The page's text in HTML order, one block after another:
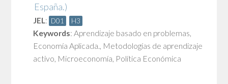
España.)
JEL: D01 H3
Keywords: Aprendizaje basado en problemas,
Economía Aplicada., Metodologías de aprendizaje
activo, Microeconomía, Política Económica